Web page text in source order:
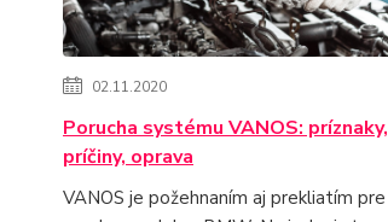
02.11.2020
Porucha systému VANOS: príznaky,
príčiny, oprava
VANOS je požehnaním aj prekliatím pre